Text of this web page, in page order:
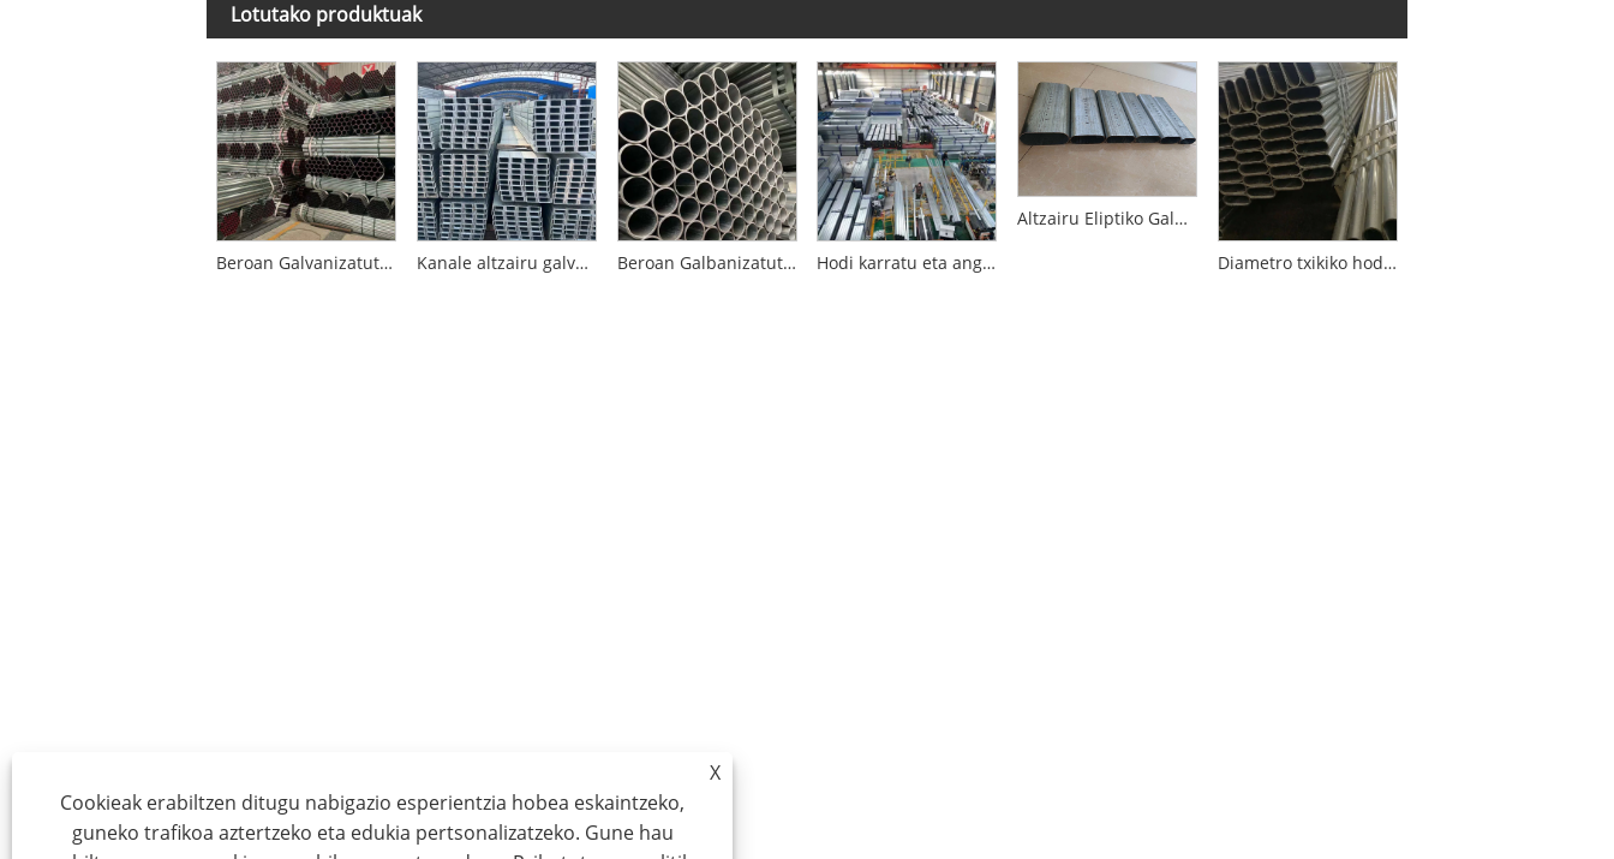
Lotutako produktuak
Beroan Galvanizatutako Hodi Biribila Kanale altzairu galvanizatua Beroan Galbanizatutako Hodi Biribil Estandar Nazionala Hodi karratu eta angeluzuzenak beroan galvanizatutako estandar nazionalak
Altzairu Eliptiko Galbanizatuzko Hodia
Diametro txikiko hodi obalatua galvanizatua
X
Cookieak erabiltzen ditugu nabigazio esperientzia hobea eskaintzeko,
guneko trafikoa aztertzeko eta edukia pertsonalizatzeko. Gune hau